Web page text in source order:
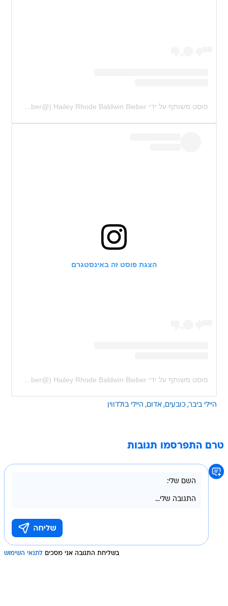
פוסט משותף על ידי ‏‎Hailey Rhode Baldwin Bieber‎‏ (@‏‎haileybieber‎‏)
הצגת פוסט זה באינסטגרם
פוסט משותף על ידי ‏‎Hailey Rhode Baldwin Bieber‎‏ (@‏‎haileybieber‎‏)
היילי ביבר כובעים אדום היילי בולדווין
טרם התפרסמו תגובות
בשליחת התגובה אני מסכים לתנאי השימוש